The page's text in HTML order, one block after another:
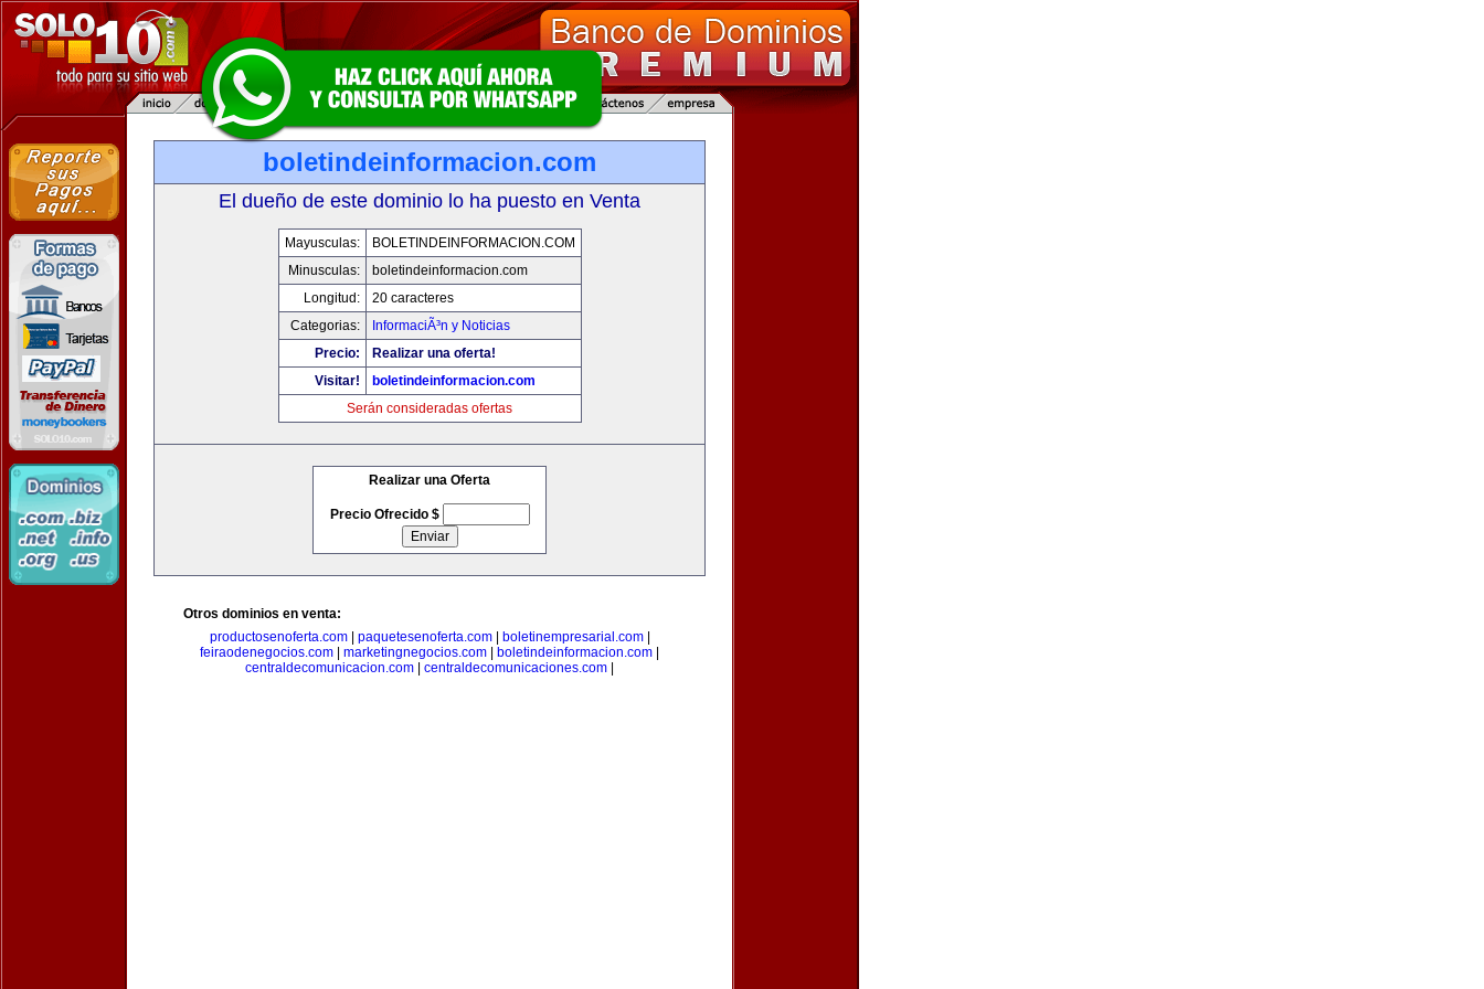
boletindeinformacion.com
El dueño de este dominio lo ha puesto en Venta
Mayusculas:
BOLETINDEINFORMACION.COM
Minusculas:
boletindeinformacion.com
Longitud:
20 caracteres
Categorias:
InformaciÃ³n y Noticias
Precio:
Realizar una oferta!
Visitar!
boletindeinformacion.com
Serán consideradas ofertas
Realizar una Oferta
Precio Ofrecido $
Otros dominios en venta:
productosenoferta.com| paquetesenoferta.com| boletinempresarial.com|
feiraodenegocios.com
marketingnegocios.com boletindeinformacion.com
centraldecomunicacion.com
centraldecomunicaciones.com